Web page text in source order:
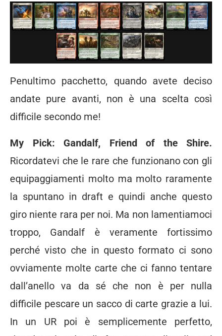
Penultimo pacchetto, quando avete deciso
andate pure avanti, non è una scelta così
difficile secondo me!
My Pick: Gandalf, Friend of the Shire.
Ricordatevi che le rare che funzionano con gli
equipaggiamenti molto ma molto raramente
la spuntano in draft e quindi anche questo
giro niente rara per noi. Ma non lamentiamoci
troppo, Gandalf è veramente fortissimo
perché visto che in questo formato ci sono
ovviamente molte carte che ci fanno tentare
dall’anello va da sé che non è per nulla
difficile pescare un sacco di carte grazie a lui.
In un UR poi è semplicemente perfetto,